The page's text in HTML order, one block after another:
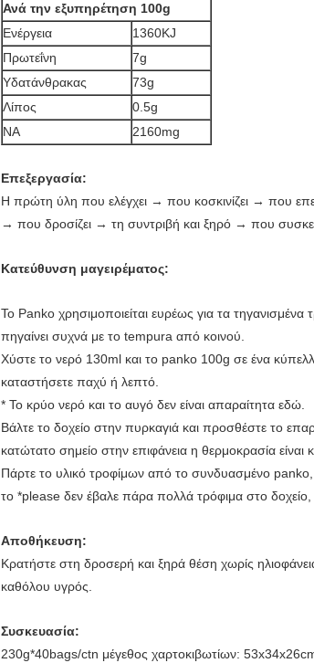
Ανά την εξυπηρέτηση 100g
Ενέργεια
1360KJ
Πρωτεΐνη
7g
Υδατάνθρακας
73g
Λίπος
0.5g
NA
2160mg
Επεξεργασία:
Η πρώτη ύλη που ελέγχει → που κοσκινίζει → που
→ που δροσίζει → τη συντριβή και ξηρό → που
Κατεύθυνση μαγειρέματος:
Το Panko χρησιμοποιείται ευρέως για τα
πηγαίνει συχνά με το tempura από κοινού.
Χύστε το νερό 130ml και το panko 100g σε ένα
καταστήσετε παχύ ή λεπτό.
* Το κρύο νερό και το αυγό δεν είναι απαραίτητα εδώ.
Βάλτε το δοχείο στην πυρκαγιά και προσθέστε το
κατώτατο σημείο στην επιφάνεια η θερμοκρασία
Πάρτε το υλικό τροφίμων από το συνδυασμένο panko,
το *please δεν έβαλε πάρα πολλά τρόφιμα στο δοχείο,
Αποθήκευση:
Κρατήστε στη δροσερή και ξηρά θέση χωρίς
καθόλου υγρός.
Συσκευασία:
230g*40bags/ctn μέγεθος χαρτοκιβωτίων: